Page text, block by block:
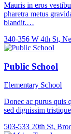
Mauris in eros
pharetra metus
blandit.…
340-356 W 4th St,
Public School
Elementary School
Donec ac purus quis
sed dignissim
503-533 20th St,